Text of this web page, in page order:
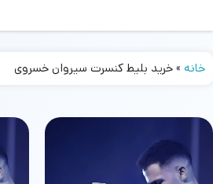
خانه »خرید بلیط کنسرت سیروان خسروی